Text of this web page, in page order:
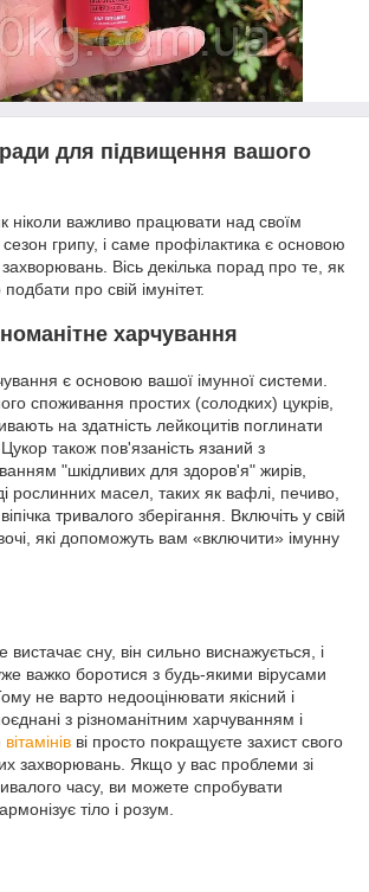
для підвищення вашого
ніколи важливо працювати над своїм
сезон грипу, і саме профілактика є основою
Вісь декілька порад про те, як
про свій імунітет.
харчування
є основою вашої імунної системи.
споживання простих (солодких) цукрів,
на здатність лейкоцитів поглинати
Цукор також пов'язаність язаний з
"шкідливих для здоров'я" жирів,
рослинних масел, таких як вафлі, печиво,
тривалого зберігання. Включіть у свій
які допоможуть вам «включити» імунну
вистачає сну, він сильно виснажується, і
важко боротися з будь-якими вірусами
не варто недооцінювати якісний і
з різноманітним харчуванням і
вітамінів ві просто покращуєте захист свого
захворювань. Якщо у вас проблеми зі
часу, ви можете спробувати
тіло і розум.